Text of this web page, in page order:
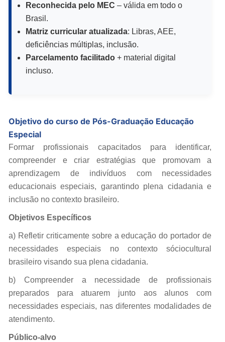
Reconhecida pelo MEC – válida em todo o
Brasil.
Matriz curricular atualizada: Libras, AEE,
deficiências múltiplas, inclusão.
Parcelamento facilitado + material digital
incluso.
Objetivo do curso de Pós-Graduação Educação
Especial
Formar profissionais capacitados para identificar,
compreender e criar estratégias que promovam a
aprendizagem de indivíduos com necessidades
educacionais especiais, garantindo plena cidadania e
inclusão no contexto brasileiro.
Objetivos Específicos
a) Refletir criticamente sobre a educação do portador de
necessidades especiais no contexto sóciocultural
brasileiro visando sua plena cidadania.
b) Compreender a necessidade de profissionais
preparados para atuarem junto aos alunos com
necessidades especiais, nas diferentes modalidades de
atendimento.
Público-alvo